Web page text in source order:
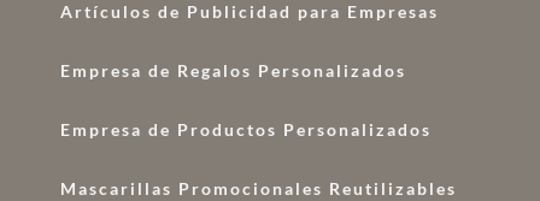
Artículos de Publicidad para Empresas
Empresa de Regalos Personalizados
Empresa de Productos Personalizados
Mascarillas Promocionales Reutilizables